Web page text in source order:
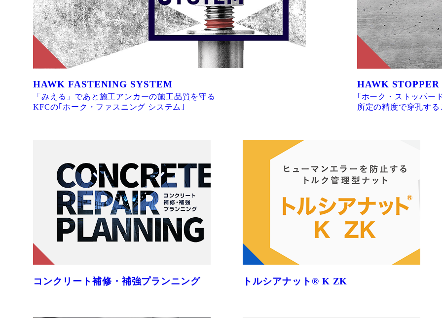
HAWK FASTENING SYSTEM
「みえる」であと施工アンカーの施工品質を守る
KFCの｢ホーク・ファスニング システム｣
HAWK
｢ホーク・ストッパー
所定の精度で穿孔す
コンクリート補修・補強プランニング トルシアナット® K ZK